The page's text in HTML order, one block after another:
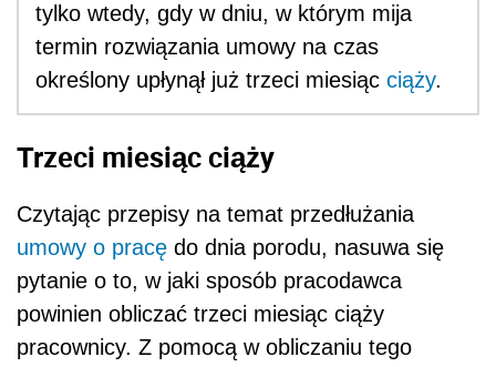
tylko wtedy, gdy w dniu, w którym mija
termin rozwiązania umowy na czas
określony upłynął już trzeci miesiąc ciąży.
Trzeci miesiąc ciąży
Czytając przepisy na temat przedłużania
umowy o pracę do dnia porodu, nasuwa się
pytanie o to, w jaki sposób pracodawca
powinien obliczać trzeci miesiąc ciąży
pracownicy. Z pomocą w obliczaniu tego